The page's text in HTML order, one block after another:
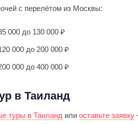
с перелётом из Москвы:
000 до 130 000 ₽
000 до 200 000 ₽
000 до 400 000 ₽
в Таиланд
туры в Таиланд или оставьте заявку